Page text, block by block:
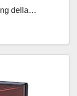
della…